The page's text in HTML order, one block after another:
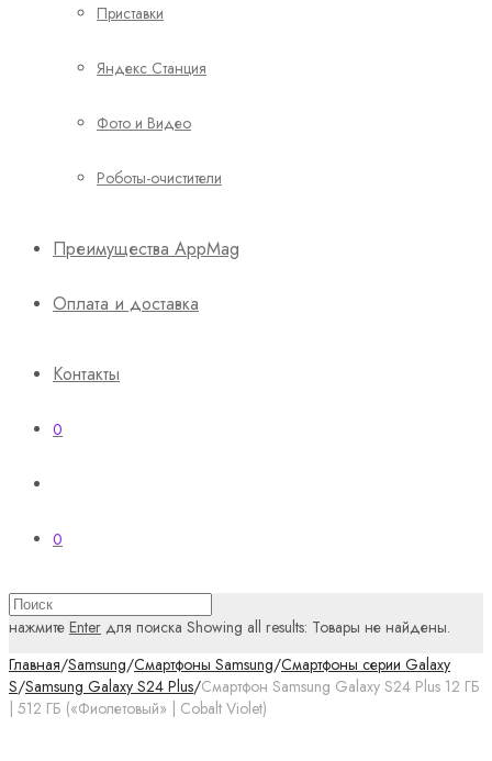
Приставки
Яндекс Станция
Фото и Видео
Роботы-очистители
Преимущества AppMag
Оплата и доставка
Контакты
0
0
нажмите Enter для поиска Showing all results: Товары не найдены.
Главная/Samsung/Смартфоны Samsung/Смартфоны серии Galaxy
S/Samsung Galaxy S24 Plus/Смартфон Samsung Galaxy S24 Plus 12 ГБ
| 512 ГБ («Фиолетовый» | Cobalt Violet)